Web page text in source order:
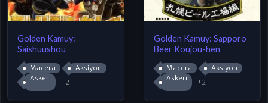
Golden Kamuy:
Saishuushou
Macera
Aksiyon
Askeri
+2
Golden Kamuy: Sapporo
Beer Koujou-hen
Macera
Aksiyon
Askeri
+2